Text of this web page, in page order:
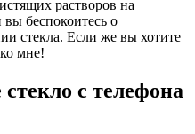
растворов на
вы беспокоитесь о
стекла. Если же вы хотите
мне!
с телефона